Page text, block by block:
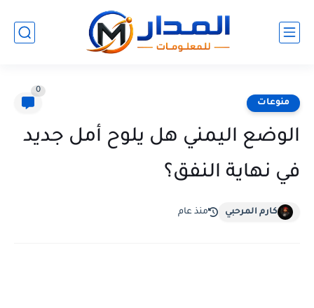
منوعات
0
الوضع اليمني هل يلوح أمل جديد
في نهاية النفق؟
كارم المرحبي منذ عام